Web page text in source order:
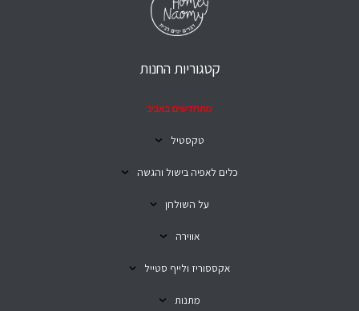
קטגוריות החנות
מתחדשים באביב
טקסטיל
כלים לאפיה בישול והגשה
על השולחן
אווירה
אקססוריז ולייף סטייל
מתנות